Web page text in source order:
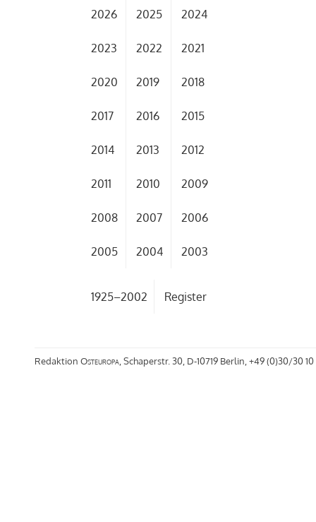
2026 2025 2024
2023 2022 2021
2020 2019 2018
2017 2016 2015
2014 2013 2012
2011 2010 2009
2008 2007 2006
2005 2004 2003
1925–2002 Register
Redaktion Osteuropa, Schaperstr. 30, D-10719 Berlin, +49 (0)30/30